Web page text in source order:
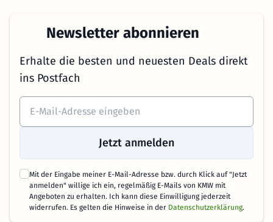
Newsletter abonnieren
Erhalte die besten und neuesten Deals direkt
ins Postfach
Jetzt anmelden
Mit der Eingabe meiner E-Mail-Adresse bzw. durch Klick auf "Jetzt
anmelden" willige ich ein, regelmäßig E-Mails von KMW mit
Angeboten zu erhalten. Ich kann diese Einwilligung jederzeit
widerrufen. Es gelten die Hinweise in der Datenschutzerklärung.